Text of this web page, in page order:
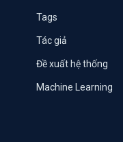
Tags
Tác giả
Đề xuất hệ thống
Machine Learning